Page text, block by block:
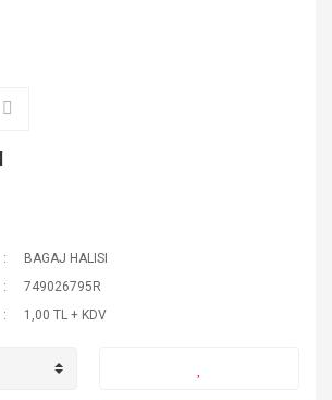
BAGAJ HALISI
749026795R
1,00 TL + KDV